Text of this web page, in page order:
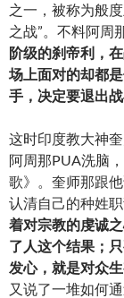
之一，被称为般
之战”。不料阿周
阶级的刹帝利，
场上面对的却都
手，决定要退出
这时印度教大神
阿周那PUA洗脑
歌》。奎师那跟
认清自己的种姓
着对宗教的虔诚
了人这个结果；
发心，就是对众
又说了一堆如何